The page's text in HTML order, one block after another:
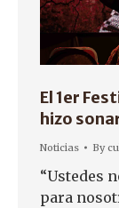
El 1er
hizo
Noticias By
“Ustedes
para